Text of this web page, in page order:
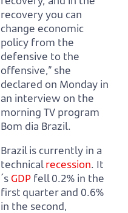
recovery you can
change economic
policy from the
defensive to the
offensive,” she
declared on Monday in
an interview on the
morning TV program
Bom dia Brazil.
Brazil is currently in a
technicalrecession. It
´s GDP fell 0.2% in the
first quarter and 0.6%
in the second,